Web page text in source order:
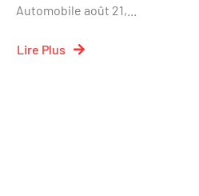
Automobile août 21,...
Lire Plus